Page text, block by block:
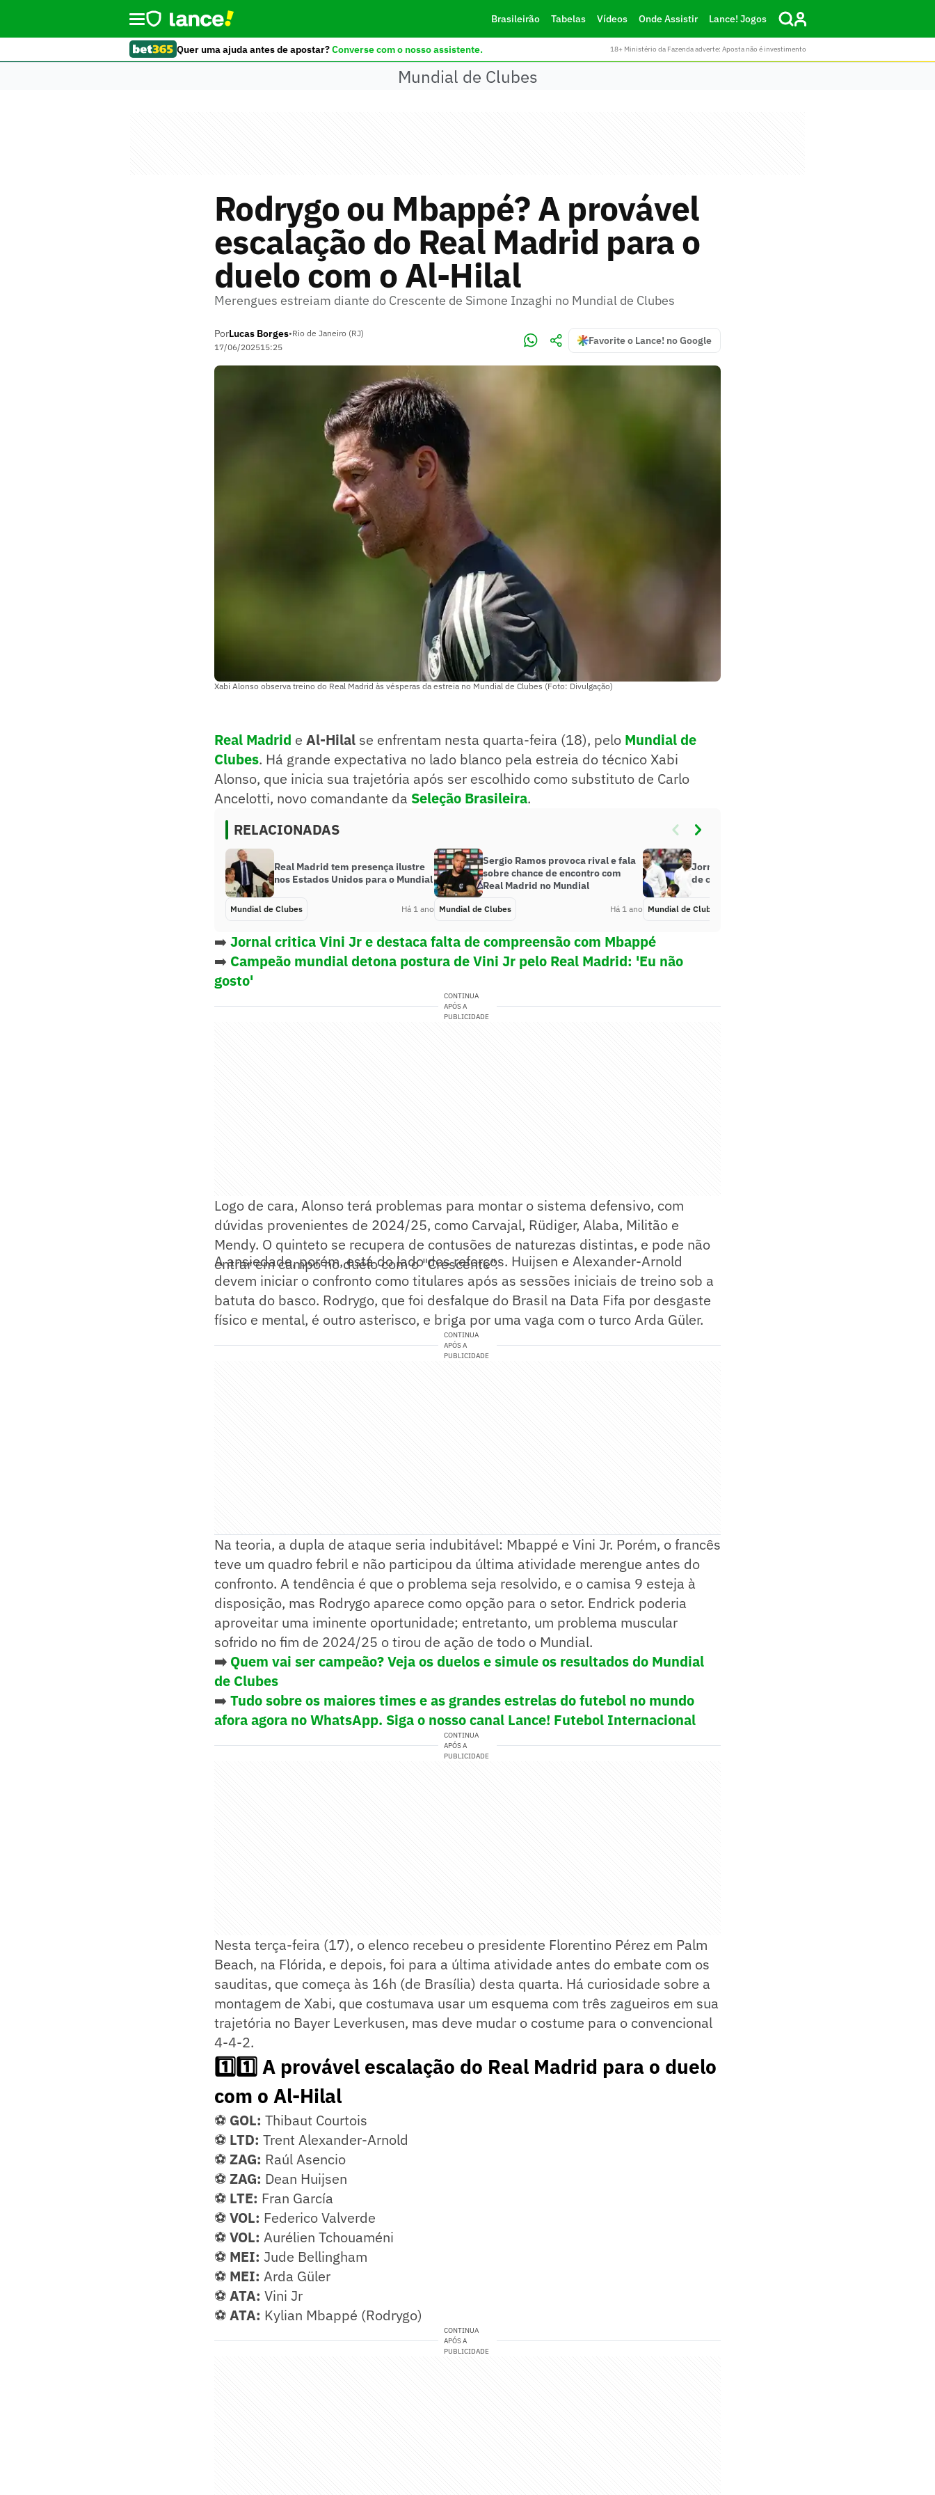
Brasileirão Tabelas Vídeos Onde Assistir Lance! Jogos
Quer uma ajuda antes de apostar?Converse com o nosso assistente. 18+ Ministério da Fazenda adverte: Aposta não é investimento
Mundial de Clubes
Rodrygo ou Mbappé? A provável
escalação do Real Madrid para o
duelo com o Al-Hilal
Merengues estreiam diante do Crescente de Simone Inzaghi no Mundial de Clubes
PorLucas Borges•Rio de Janeiro (RJ)
17/06/202515:25
Favorite o Lance! no Google
Xabi Alonso observa treino do Real Madrid às vésperas da estreia no Mundial de Clubes (Foto: Divulgação)
Real Madrid e Al-Hilal se enfrentam nesta quarta-feira (18), pelo Mundial de
Clubes. Há grande expectativa no lado blanco pela estreia do técnico Xabi
Alonso, que inicia sua trajetória após ser escolhido como substituto de Carlo
Ancelotti, novo comandante da Seleção Brasileira.
RELACIONADAS
Real Madrid tem presença ilustre
nos Estados Unidos para o Mundial
Mundial de Clubes Há 1 ano
Sergio Ramos provoca rival e fala
sobre chance de encontro com
Real Madrid no Mundial
Mundial de Clubes Há 1 ano
Jornal critica Vini Jr e destaca falta
de compreensão com Mbappé
Mundial de Clubes
➡️ Jornal critica Vini Jr e destaca falta de compreensão com Mbappé
➡️ Campeão mundial detona postura de Vini Jr pelo Real Madrid: 'Eu não
gosto'
CONTINUA
APÓS A
PUBLICIDADE
Logo de cara, Alonso terá problemas para montar o sistema defensivo, com
dúvidas provenientes de 2024/25, como Carvajal, Rüdiger, Alaba, Militão e
Mendy. O quinteto se recupera de contusões de naturezas distintas, e pode não
entrar em campo no duelo com o "Crescente".
A ansiedade, porém, está do lado dos reforços. Huijsen e Alexander-Arnold
devem iniciar o confronto como titulares após as sessões iniciais de treino sob a
batuta do basco. Rodrygo, que foi desfalque do Brasil na Data Fifa por desgaste
físico e mental, é outro asterisco, e briga por uma vaga com o turco Arda Güler.
CONTINUA
APÓS A
PUBLICIDADE
Na teoria, a dupla de ataque seria indubitável: Mbappé e Vini Jr. Porém, o francês
teve um quadro febril e não participou da última atividade merengue antes do
confronto. A tendência é que o problema seja resolvido, e o camisa 9 esteja à
disposição, mas Rodrygo aparece como opção para o setor. Endrick poderia
aproveitar uma iminente oportunidade; entretanto, um problema muscular
sofrido no fim de 2024/25 o tirou de ação de todo o Mundial.
➡️ Quem vai ser campeão? Veja os duelos e simule os resultados do Mundial
de Clubes
➡️ Tudo sobre os maiores times e as grandes estrelas do futebol no mundo
afora agora no WhatsApp. Siga o nosso canal Lance! Futebol Internacional
CONTINUA
APÓS A
PUBLICIDADE
Nesta terça-feira (17), o elenco recebeu o presidente Florentino Pérez em Palm
Beach, na Flórida, e depois, foi para a última atividade antes do embate com os
sauditas, que começa às 16h (de Brasília) desta quarta. Há curiosidade sobre a
montagem de Xabi, que costumava usar um esquema com três zagueiros em sua
trajetória no Bayer Leverkusen, mas deve mudar o costume para o convencional
4-4-2.
1️⃣1️⃣ A provável escalação do Real Madrid para o duelo
com o Al-Hilal
⚽ GOL: Thibaut Courtois
⚽ LTD: Trent Alexander-Arnold
⚽ZAG: Raúl Asencio
⚽ZAG: Dean Huijsen
⚽ LTE: Fran García
⚽VOL: Federico Valverde
⚽VOL: Aurélien Tchouaméni
⚽ MEI: Jude Bellingham
⚽ MEI: Arda Güler
⚽ATA: Vini Jr
⚽ATA: Kylian Mbappé (Rodrygo)
CONTINUA
APÓS A
PUBLICIDADE